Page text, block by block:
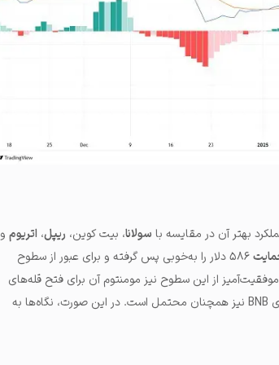
سولانا، بیت کوین، ریپل، اتریومو
۵۸۶ دلار را به‌خوبی پس گرفته و برای عبور از سطوح
در صورت عبور موفقیت‌آمیز از این سطوح نیز مومنتوم آن برای فتح قله‌های
۶۴۷ دلار و سپس ۶۵۰ دلار افزایش می‌یابد. وقوع روند نزولی برای BNB‌ نیز همچنان محتمل است. در این صورت، نگاه‌ها به